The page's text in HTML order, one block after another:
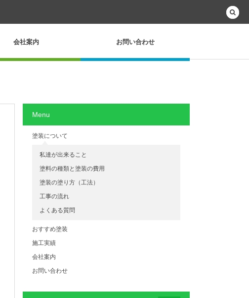
会社案内 お問い合わせ
Menu
塗装について
私達が出来ること
塗料の種類と塗装の費用
塗装の塗り方（工法）
工事の流れ
よくある質問
おすすめ塗装
施工実績
会社案内
お問い合わせ